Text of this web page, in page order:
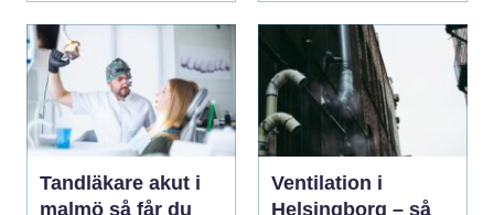
Tandläkare akut i
malmö så får du
Ventilation i
Helsingborg – så